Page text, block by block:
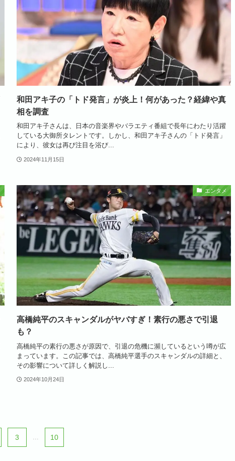
和田アキ子の「トド発言」が炎上！何があった？経緯や真
相を調査
和田アキ子さんは、日本の音楽界やバラエティ番組で長年にわたり活躍
している大御所タレントです。しかし、和田アキ子さんの「トド発言」
により、彼女は再び注目を浴び...
2024年11月15日
エンタメ
高橋純平のスキャンダルがヤバすぎ！素行の悪さで引退
も？
高橋純平の素行の悪さが原因で、引退の危機に瀕しているという噂が広
まっています。この記事では、高橋純平選手のスキャンダルの詳細と、
その影響について詳しく解説し...
2024年10月24日
3 10